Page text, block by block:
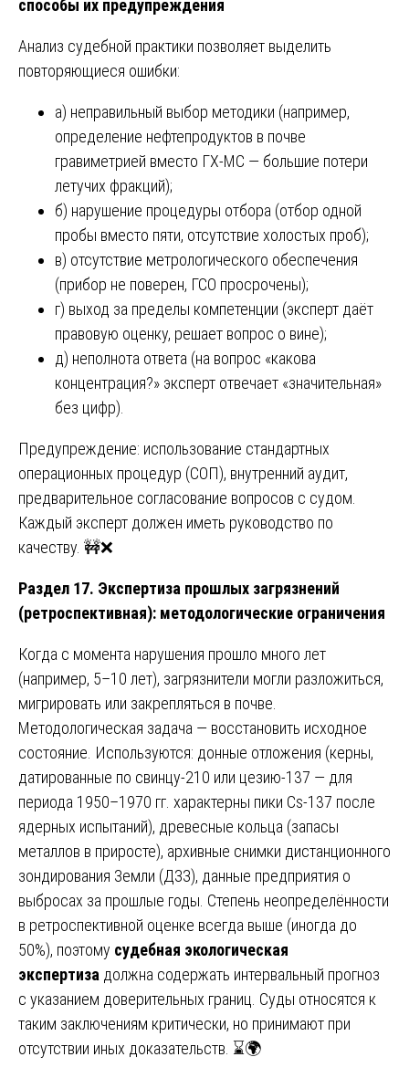
способы их предупреждения
Анализ судебной практики позволяет выделить
повторяющиеся ошибки:
а) неправильный выбор методики (например,
определение нефтепродуктов в почве
гравиметрией вместо ГХ-МС — большие потери
летучих фракций);
б) нарушение процедуры отбора (отбор одной
пробы вместо пяти, отсутствие холостых проб);
в) отсутствие метрологического обеспечения
(прибор не поверен, ГСО просрочены);
г) выход за пределы компетенции (эксперт даёт
правовую оценку, решает вопрос о вине);
д) неполнота ответа (на вопрос «какова
концентрация?» эксперт отвечает «значительная»
без цифр).
Предупреждение: использование стандартных
операционных процедур (СОП), внутренний аудит,
предварительное согласование вопросов с судом.
Каждый эксперт должен иметь руководство по
качеству. 🚧❌
Раздел 17. Экспертиза прошлых загрязнений
(ретроспективная): методологические ограничения
Когда с момента нарушения прошло много лет
(например, 5–10 лет), загрязнители могли разложиться,
мигрировать или закрепляться в почве.
Методологическая задача — восстановить исходное
состояние. Используются: донные отложения (керны,
датированные по свинцу-210 или цезию-137 — для
периода 1950–1970 гг. характерны пики Cs-137 после
ядерных испытаний), древесные кольца (запасы
металлов в приросте), архивные снимки дистанционного
зондирования Земли (ДЗЗ), данные предприятия о
выбросах за прошлые годы. Степень неопределённости
в ретроспективной оценке всегда выше (иногда до
50%), поэтому судебная экологическая
экспертиза должна содержать интервальный прогноз
с указанием доверительных границ. Суды относятся к
таким заключениям критически, но принимают при
отсутствии иных доказательств. ⌛🌍